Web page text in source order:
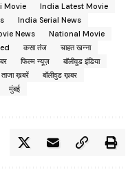
Movie
India Latest Movie
India Serial News
News
National Movie
कसा तंज
चाहत खन्ना
फिल्म न्यूज़
बॉलीवुड इंडिया
ताजा ख़बरें
बॉलीवुड ख़बर
मुंबई